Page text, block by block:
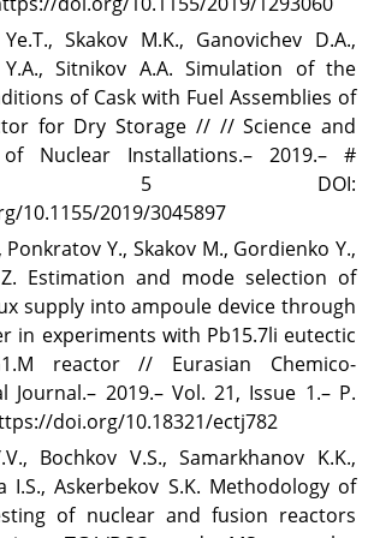
дамыту
Термоядролық зерттеуілері
Ядролық нысанның
мониторингі
Зерттеу реакторларын
конверсиялау
Сутекті энергетика
Жарияланымдармен
өнертабыстар
Хабарландырулар
Қауіпсіздік
Антитеррор
Фотоальбом
Қызметтер
«Маяк» қонақ үйі
Skakov M.K., Ganovichev D.A.,
Sitnikov A.A. Simulation of the
of Cask with Fuel Assemblies of
for Dry Storage // // Science and
of Nuclear Installations.– 2019.– #
5 DOI:
10.1155/2019/3045897
Ponkratov Y., Skakov M., Gordienko Y.,
Estimation and mode selection of
supply into ampoule device through
in experiments with Pb15.7li eutectic
reactor // Eurasian Chemico-
Journal.– 2019.– Vol. 21, Issue 1.– P.
doi.org/10.18321/ectj782
Bochkov V.S., Samarkhanov K.K.,
I.S., Askerbekov S.K. Methodology of
of nuclear and fusion reactors